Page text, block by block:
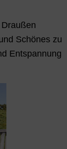
Schönes zu
Entspannung